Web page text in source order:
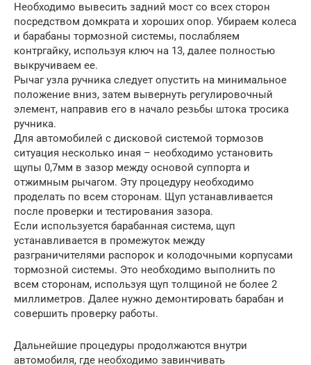
Необходимо вывесить задний мост со всех сторон
посредством домкрата и хороших опор. Убираем колеса
и барабаны тормозной системы, послабляем
контргайку, используя ключ на 13, далее полностью
выкручиваем ее.
Рычаг узла ручника следует опустить на минимальное
положение вниз, затем вывернуть регулировочный
элемент, направив его в начало резьбы штока тросика
ручника.
Для автомобилей с дисковой системой тормозов
ситуация несколько иная – необходимо установить
щупы 0,7мм в зазор между основой суппорта и
отжимным рычагом. Эту процедуру необходимо
проделать по всем сторонам. Щуп устанавливается
после проверки и тестирования зазора.
Если используется барабанная система, щуп
устанавливается в промежуток между
разграничителями распорок и колодочными корпусами
тормозной системы. Это необходимо выполнить по
всем сторонам, используя щуп толщиной не более 2
миллиметров. Далее нужно демонтировать барабан и
совершить проверку работы.
Дальнейшие процедуры продолжаются внутри
автомобиля, где необходимо завинчивать